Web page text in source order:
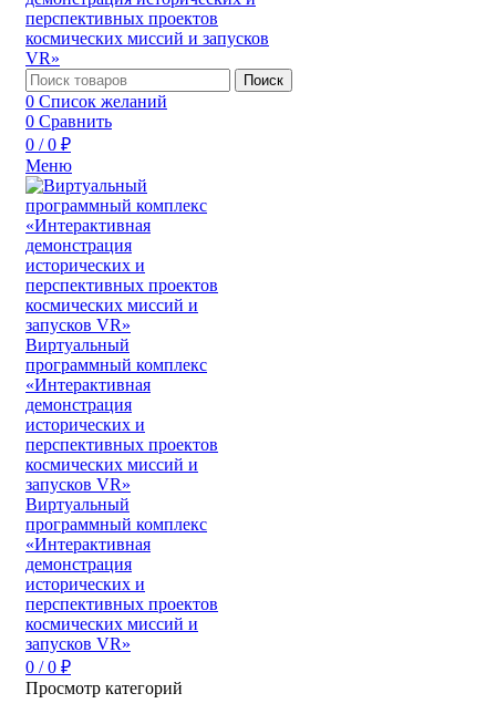
Поиск
0 Список желаний
0 Сравнить
0 / 0 ₽
Меню
0 / 0 ₽
Просмотр категорий